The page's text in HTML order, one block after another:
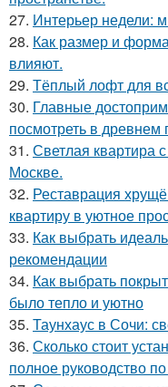
27. Интерьер недели:
28. Как размер и
влияют.
29. Тёплый лофт для
30. Главные
посмотреть в древнем
31. Светлая квартира
Москве.
32. Реставрация
квартиру в уютное
33. Как выбрать
рекомендации
34. Как выбрать
было тепло и уютно
35. Таунхаус в Сочи:
36. Сколько стоит
полное руководство